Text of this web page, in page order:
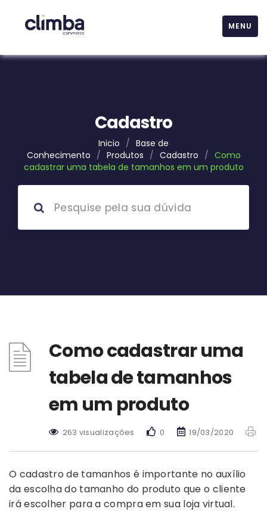
MENU
Cadastro
Inicio / Base de
Conhecimento / Produtos / Cadastro / Como
cadastrar uma tabela de tamanhos em um produto
Como cadastrar uma
tabela de tamanhos
em um produto
263 visualizações 0 19/03/2020
O cadastro de tamanhos é importante no auxílio
da escolha do tamanho do produto que o cliente
irá escolher para a compra em sua loja virtual.